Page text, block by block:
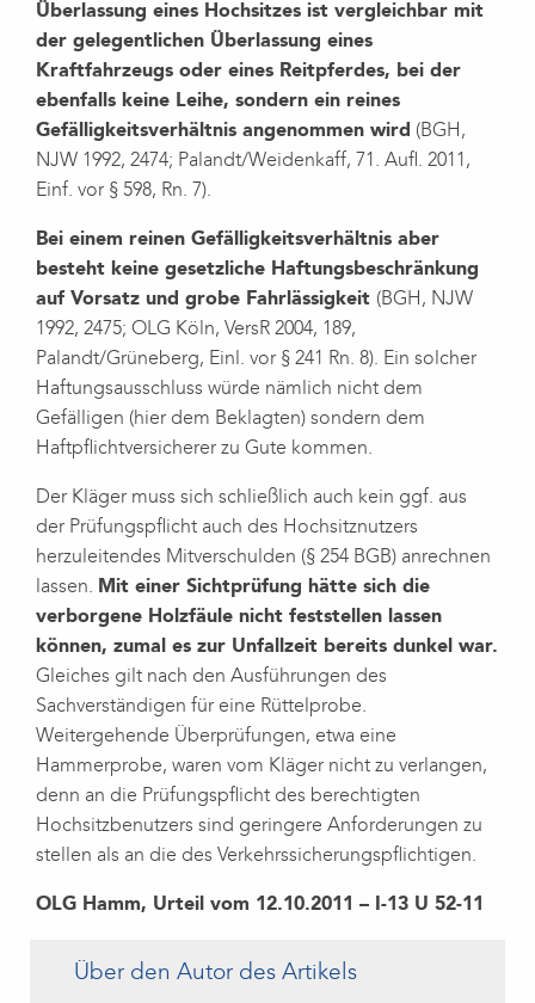
Überlassung eines Hochsitzes ist vergleichbar mit
der gelegentlichen Überlassung eines
Kraftfahrzeugs oder eines Reitpferdes, bei der
ebenfalls keine Leihe, sondern ein reines
Gefälligkeitsverhältnis angenommen wird (BGH,
NJW 1992, 2474; Palandt/Weidenkaff, 71. Aufl. 2011,
Einf. vor § 598, Rn. 7).
Bei einem reinen Gefälligkeitsverhältnis aber
besteht keine gesetzliche Haftungsbeschränkung
auf Vorsatz und grobe Fahrlässigkeit (BGH, NJW
1992, 2475; OLG Köln, VersR 2004, 189,
Palandt/Grüneberg, Einl. vor § 241 Rn. 8). Ein solcher
Haftungsausschluss würde nämlich nicht dem
Gefälligen (hier dem Beklagten) sondern dem
Haftpflichtversicherer zu Gute kommen.
Der Kläger muss sich schließlich auch kein ggf. aus
der Prüfungspflicht auch des Hochsitznutzers
herzuleitendes Mitverschulden (§ 254 BGB) anrechnen
lassen. Mit einer Sichtprüfung hätte sich die
verborgene Holzfäule nicht feststellen lassen
können, zumal es zur Unfallzeit bereits dunkel war.
Gleiches gilt nach den Ausführungen des
Sachverständigen für eine Rüttelprobe.
Weitergehende Überprüfungen, etwa eine
Hammerprobe, waren vom Kläger nicht zu verlangen,
denn an die Prüfungspflicht des berechtigten
Hochsitzbenutzers sind geringere Anforderungen zu
stellen als an die des Verkehrssicherungspflichtigen.
OLG Hamm, Urteil vom 12.10.2011 – I-13 U 52-11
Über den Autor des Artikels